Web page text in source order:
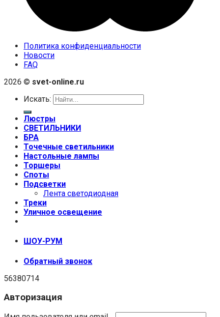
Политика конфиденциальности
Новости
FAQ
2026 © svet-online.ru
Искать:
Люстры
СВЕТИЛЬНИКИ
БРА
Точечные светильники
Настольные лампы
Торшеры
Споты
Подсветки
Лента светодиодная
Треки
Уличное освещение
ШОУ-РУМ
Обратный звонок
56380714
Авторизация